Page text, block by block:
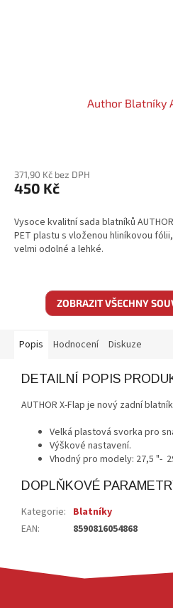
Author Blatníky
371,90 Kč bez DPH
450 Kč
Vysoce kvalitní sada blatníků
PET plastu s vloženou hliníkovou
velmi odolné a lehké.
ZOBRAZIT VŠECHNY
Popis Hodnocení Diskuze
DETAILNÍ POPIS
AUTHOR X-Flap je nový zadní
Velká plastová svorka pro
Výškové nastavení.
Vhodný pro modely: 27,5 "-
DOPLŇKOVÉ
Kategorie: Blatníky
EAN: 8590816054868